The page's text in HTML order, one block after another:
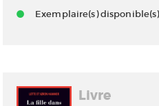
Exemplaire(s)
Livre